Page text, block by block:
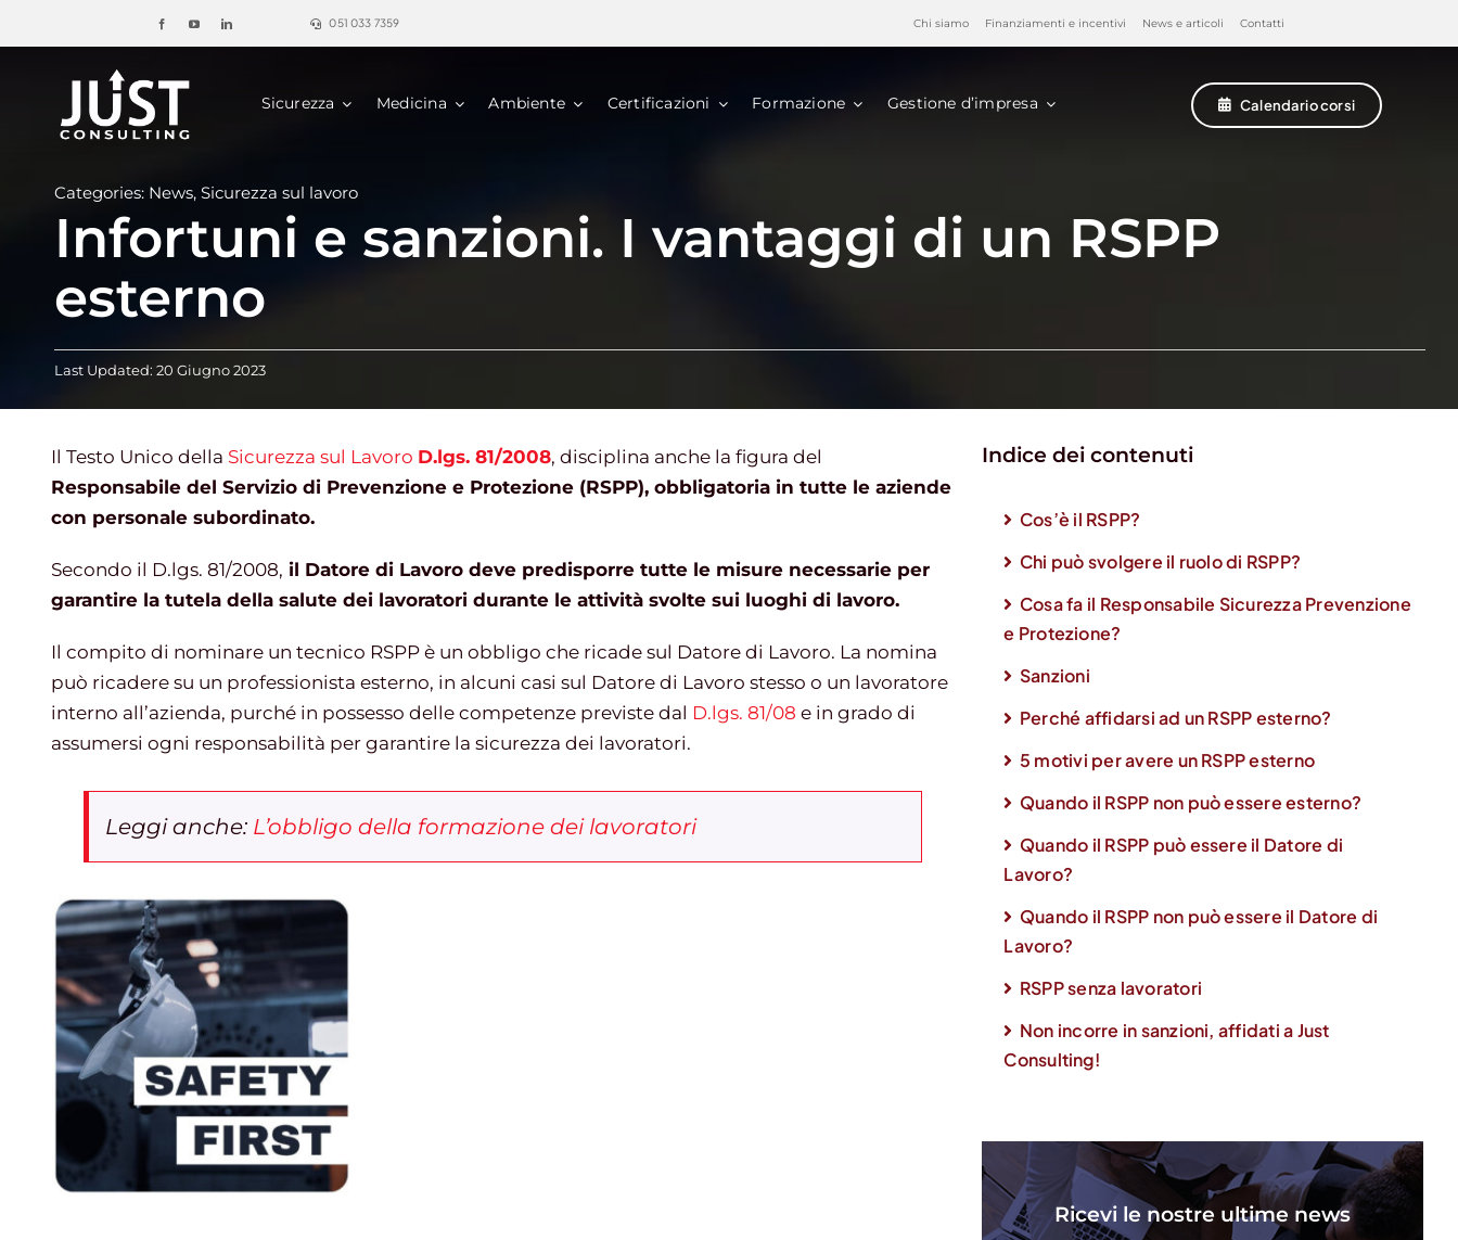
al
contenuto
051 033 7359 Chi siamo Finanziamenti e incentivi News e articoli Contatti
Sicurezza Medicina Ambiente Certificazioni Formazione Gestione d’impresa Calendario corsi
Categories: News, Sicurezza sul lavoro
Infortuni e sanzioni. I vantaggi di un RSPP
esterno
Last Updated: 20 Giugno 2023
Il Testo Unico della Sicurezza sul Lavoro D.lgs. 81/2008, disciplina anche la figura del
Responsabile del Servizio di Prevenzione e Protezione (RSPP), obbligatoria in tutte le aziende
con personale subordinato.
Secondo il D.lgs. 81/2008, il Datore di Lavoro deve predisporre tutte le misure necessarie per
garantire la tutela della salute dei lavoratori durante le attività svolte sui luoghi di lavoro.
Il compito di nominare un tecnico RSPP è un obbligo che ricade sul Datore di Lavoro. La nomina
può ricadere su un professionista esterno, in alcuni casi sul Datore di Lavoro stesso o un lavoratore
interno all’azienda, purché in possesso delle competenze previste dal D.lgs. 81/08 e in grado di
assumersi ogni responsabilità per garantire la sicurezza dei lavoratori.
Leggi anche: L’obbligo della formazione dei lavoratori
Indice dei contenuti
Cos’è il RSPP?
Chi può svolgere il ruolo di RSPP?
Cosa fa il Responsabile Sicurezza Prevenzione
e Protezione?
Sanzioni
Perché affidarsi ad un RSPP esterno?
5 motivi per avere un RSPP esterno
Quando il RSPP non può essere esterno?
Quando il RSPP può essere il Datore di
Lavoro?
Quando il RSPP non può essere il Datore di
Lavoro?
RSPP senza lavoratori
Non incorre in sanzioni, affidati a Just
Consulting!
Ricevi le nostre ultime news